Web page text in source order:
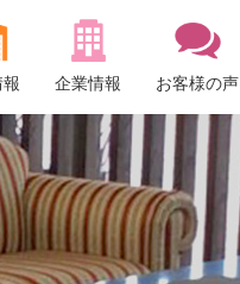
企業情報
会社概要
沿革
社会貢献活動
お客様の声